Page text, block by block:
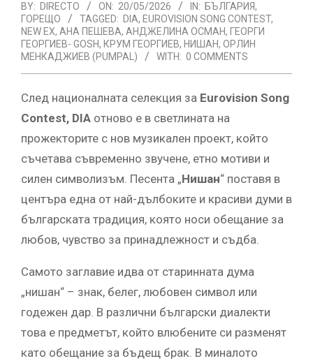
BY: DIRECTO ON: 20/05/2026 IN: БЪЛГАРИЯ,
ГОРЕЩО
TAGGED: DIA, EUROVISION SONG CONTEST,
NEW EX, АНА ПЕШЕВА, АНДЖЕЛИНА ОСМАН, ГЕОРГИ
ГЕОРГИЕВ- GOSH, КРУМ ГЕОРГИЕВ, НИШАН, ОРЛИН
МЕНКАДЖИЕВ (PUMPAL)
WITH: 0 COMMENTS
След националната селекция за Eurovision Song
Contest, DIA отново е в светлината на
прожекторите с нов музикален проект, който
съчетава съвременно звучене, етно мотиви и
силен символизъм. Песента „Нишан“ поставя в
центъра една от най-дълбоките и красиви думи в
българската традиция, която носи обещание за
любов, чувство за принадлежност и съдба.
Самото заглавие идва от старинната дума
„нишан“ – знак, белег, любовен символ или
годежен дар. В различни български диалекти
това е предметът, който влюбените си разменят
като обещание за бъдещ брак. В миналото